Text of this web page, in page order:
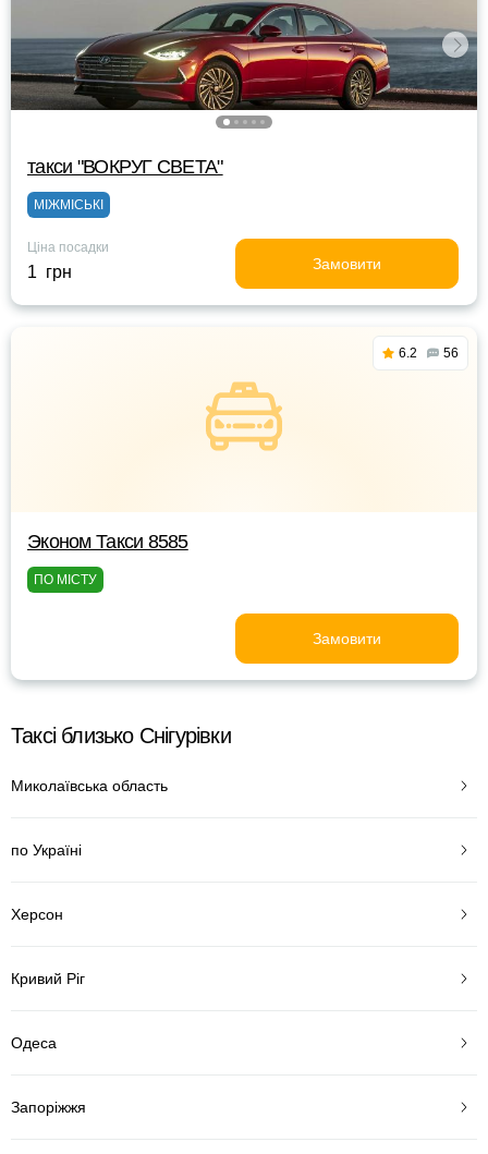
такси "ВОКРУГ СВЕТА"
МІЖМІСЬКІ
Ціна посадки
1 грн Замовити
6.2 56
Эконом Такси 8585
ПО МІСТУ
Замовити
Таксі близько Снігурівки
Миколаївська область
по Україні
Херсон
Кривий Ріг
Одеса
Запоріжжя